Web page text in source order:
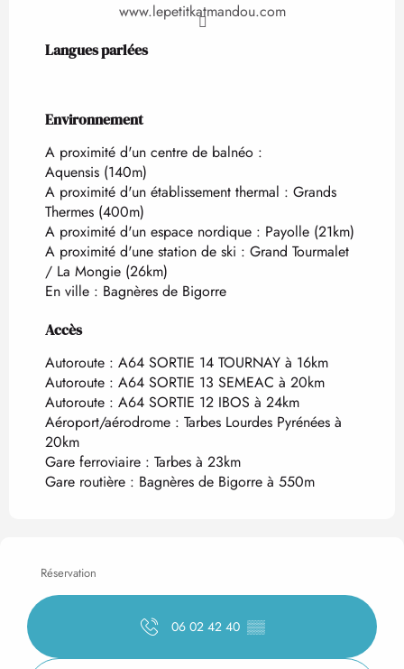
www.lepetitkatmandou.com
Langues parlées
Langues parlées
Environnement
Environnement
A proximité d'un centre de balnéo :
Aquensis (140m)
A proximité d'un établissement thermal : Grands
Thermes (400m)
A proximité d'un espace nordique : Payolle (21km)
A proximité d'une station de ski : Grand Tourmalet
/ La Mongie (26km)
En ville : Bagnères de Bigorre
Accès
Accès
Autoroute : A64 SORTIE 14 TOURNAY à 16km
Autoroute : A64 SORTIE 13 SEMEAC à 20km
Autoroute : A64 SORTIE 12 IBOS à 24km
Aéroport/aérodrome : Tarbes Lourdes Pyrénées à
20km
Gare ferroviaire : Tarbes à 23km
Gare routière : Bagnères de Bigorre à 550m
Réservation
06 02 42 40 ▒▒